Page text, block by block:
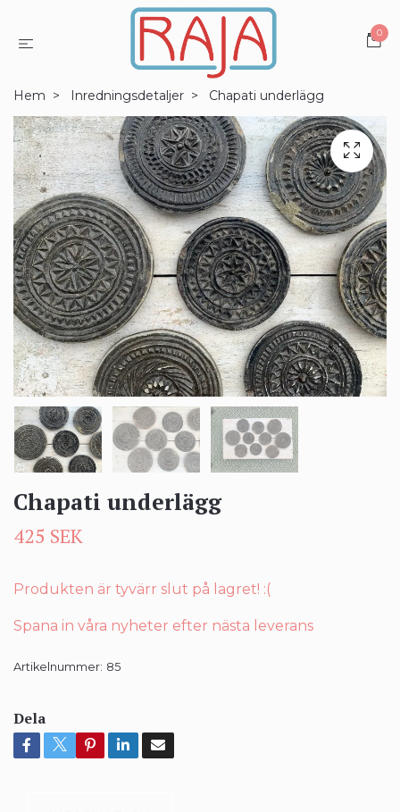
0
Hem Inredningsdetaljer Chapati underlägg
Chapati underlägg
425 SEK
Produkten är tyvärr slut på lagret! :(
Spana in våra nyheter efter nästa leverans
Artikelnummer: 85
Dela